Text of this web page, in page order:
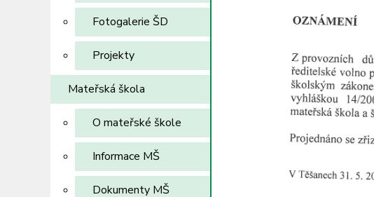
Fotogalerie ŠD
Projekty
Mateřská škola
O mateřské škole
Informace MŠ
Dokumenty MŠ